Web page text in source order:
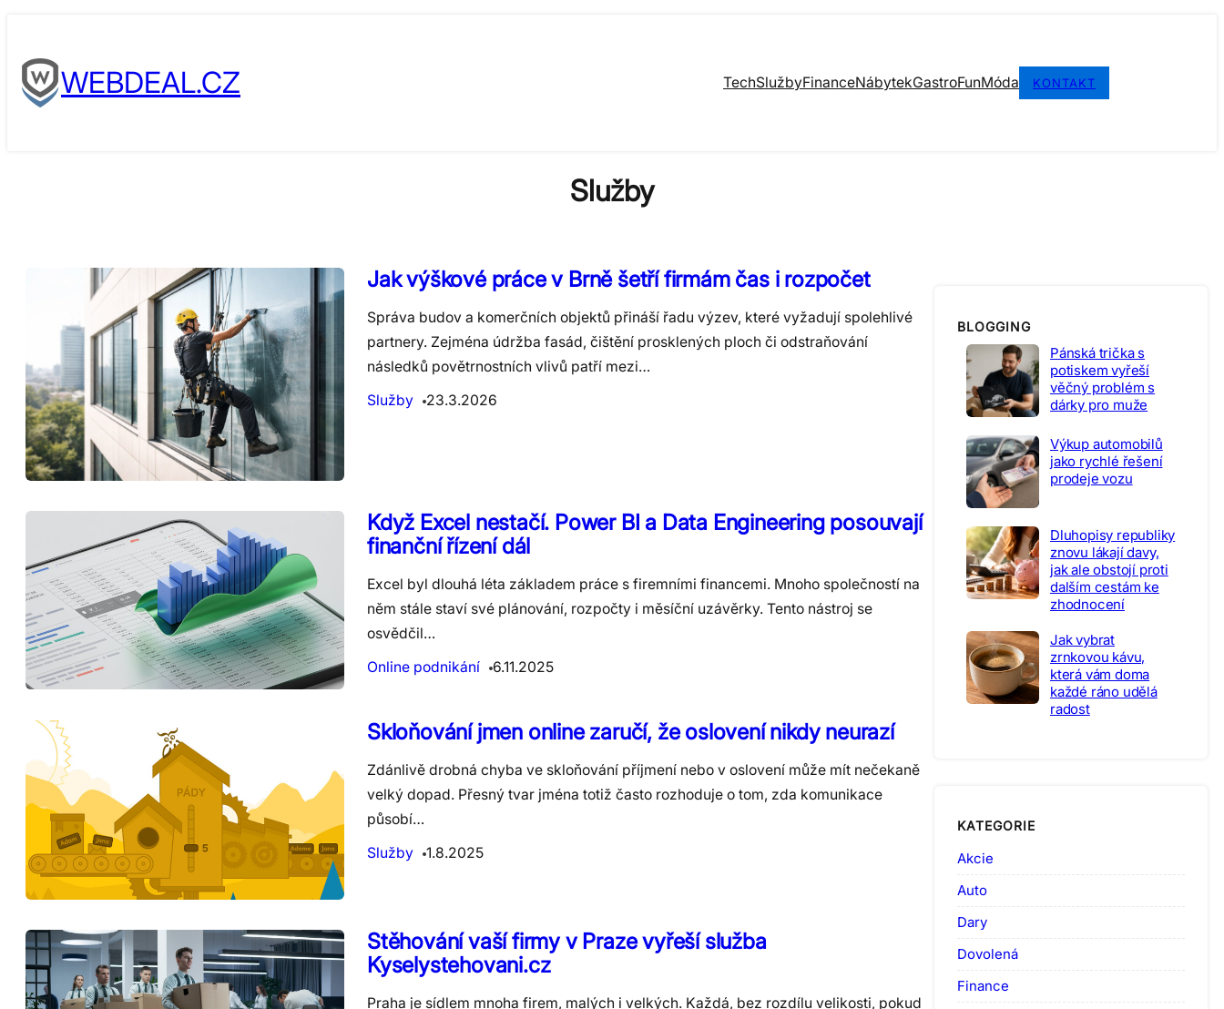
contentWEBDEAL.CZ TechSlužbyFinanceNábytekGastroFunMóda KONTAKT
Služby
Jak výškové práce v Brně šetří firmám čas i rozpočet
Správa budov a komerčních objektů přináší řadu výzev, které vyžadují spolehlivé
partnery. Zejména údržba fasád, čištění prosklených ploch či odstraňování
následků povětrnostních vlivů patří mezi…
Služby
23.3.2026
Když Excel nestačí. Power BI a Data Engineering posouvají
finanční řízení dál
Excel byl dlouhá léta základem práce s firemními financemi. Mnoho společností na
něm stále staví své plánování, rozpočty i měsíční uzávěrky. Tento nástroj se
osvědčil…
Online podnikání
6.11.2025
Skloňování jmen online zaručí, že oslovení nikdy neurazí
Zdánlivě drobná chyba ve skloňování příjmení nebo v oslovení může mít nečekaně
velký dopad. Přesný tvar jména totiž často rozhoduje o tom, zda komunikace
působí…
Služby
1.8.2025
Stěhování vaší firmy v Praze vyřeší služba
Kyselystehovani.cz
Praha je sídlem mnoha firem, malých i velkých. Každá, bez rozdílu velikosti, pokud
BLOGGING
Pánská trička s
potiskem vyřeší
věčný problém s
dárky pro muže
Výkup automobilů
jako rychlé řešení
prodeje vozu
Dluhopisy republiky
znovu lákají davy,
jak ale obstojí proti
dalším cestám ke
zhodnocení
Jak vybrat
zrnkovou kávu,
která vám doma
každé ráno udělá
radost
KATEGORIE
Akcie
Auto
Dary
Dovolená
Finance